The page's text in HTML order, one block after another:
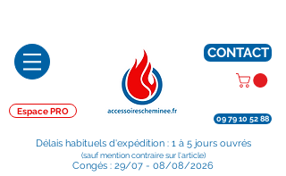
Espace PRO
CONTACT
09 79 10 52 88
Délais habituels d'expédition : 1 à 5 jours ouvrés
(sauf mention contraire sur l'article)
Congés : 29/07 - 08/08/2026